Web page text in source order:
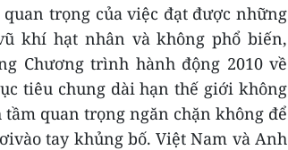
trọng của việc đạt được những
khí hạt nhân và không phổ biến,
Chương trình hành động 2010 về
tiêu chung dài hạn thế giới không
quan trọng ngăn chặn không để
tay khủng bố. Việt Nam và Anh